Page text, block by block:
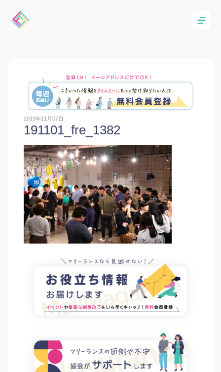
2019年11月07日
191101_fre_1382